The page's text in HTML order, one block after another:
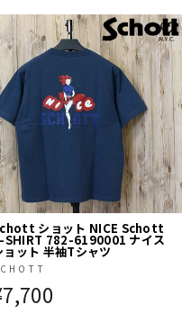
ショット NICE Schott
SHIRT 782-6190001 ナイス
ョット 半袖Tシャツ